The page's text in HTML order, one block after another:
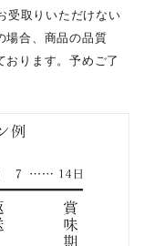
受取りいただけない
場合、商品の品質
おります。予めご了